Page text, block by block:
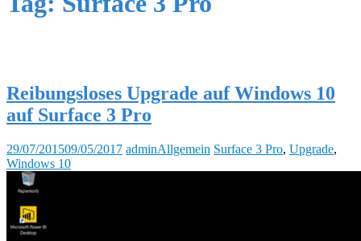
Reibungsloses Upgrade auf Windows 10
auf Surface 3 Pro
29/07/201509/05/2017 adminAllgemein Surface 3 Pro, Upgrade,
Windows 10